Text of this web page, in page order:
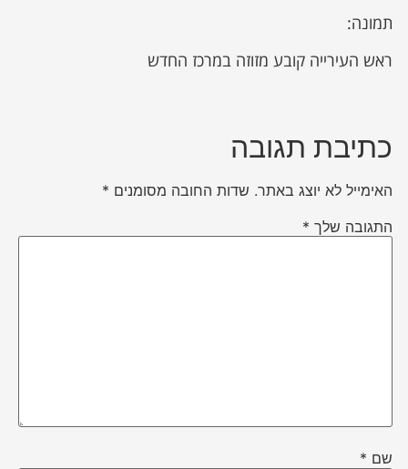
תמונה:
ראש העירייה קובע מזוזה במרכז החדש
כתיבת תגובה
האימייל לא יוצג באתר. שדות החובה מסומנים *
התגובה שלך *
שם *